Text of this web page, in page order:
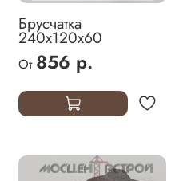
Брусчатка
240х120х60
От 856 р.